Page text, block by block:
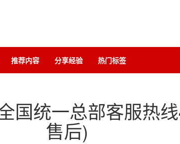
推荐内容 分享经验 热门标签
国统一总部客服热
售后)